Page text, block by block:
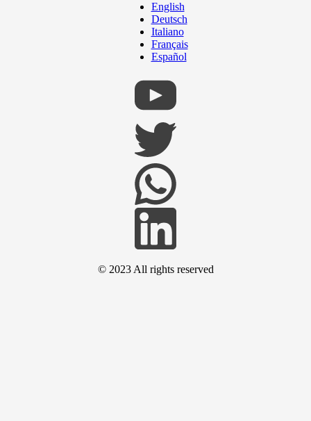
English
Deutsch
Italiano
Français
Español
© 2023 All rights reserved